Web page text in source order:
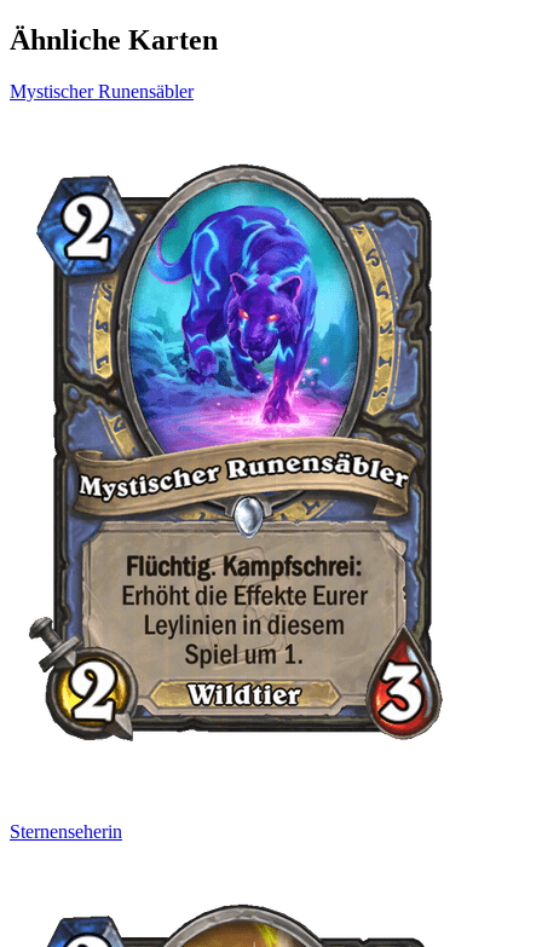
Ähnliche Karten
Mystischer Runensäbler
Sternenseherin